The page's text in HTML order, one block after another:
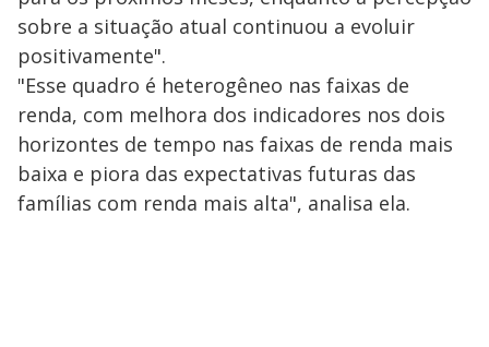
sobre a situação atual continuou a evoluir
positivamente".
"Esse quadro é heterogêneo nas faixas de
renda, com melhora dos indicadores nos dois
horizontes de tempo nas faixas de renda mais
baixa e piora das expectativas futuras das
famílias com renda mais alta", analisa ela.